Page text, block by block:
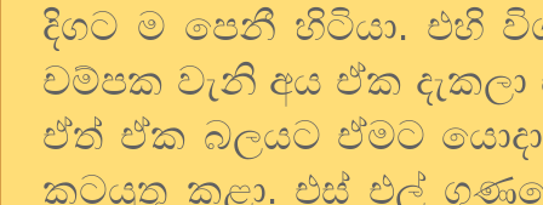
දිගට ම පෙනී හිටියා. එහි
චම්පක වැනි අය ඒක
ඒත් ඒක බලයට ඒමට
කටයුතු කළා. එස් එල්